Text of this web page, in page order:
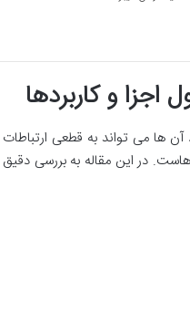
و کاربردها
آن ها می تواند به قطعی
در این مقاله به بررسی